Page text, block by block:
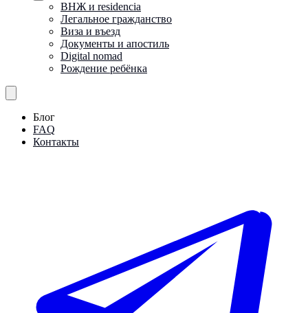
ВНЖ и residencia
Легальное гражданство
Виза и въезд
Документы и апостиль
Digital nomad
Рождение ребёнка
Блог
FAQ
Контакты